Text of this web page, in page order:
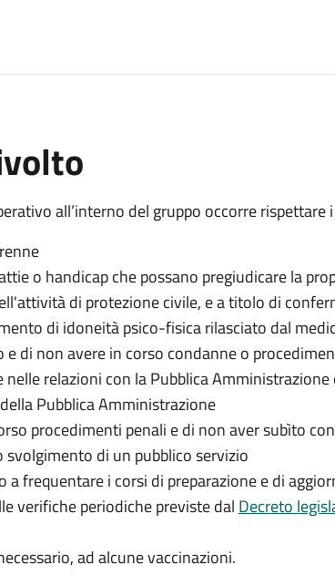
all’interno del gruppo occorre rispettare
o handicap che possano pregiudicare la
di protezione civile, e a titolo di
di idoneità psico-fisica rilasciato dal
e di non avere in corso condanne o
nelle relazioni con la Pubblica
Pubblica Amministrazione
procedimenti penali e di non aver subìto
svolgimento di un pubblico servizio
a frequentare i corsi di preparazione e di
verifiche periodiche previste dal Decreto
ad alcune vaccinazioni.